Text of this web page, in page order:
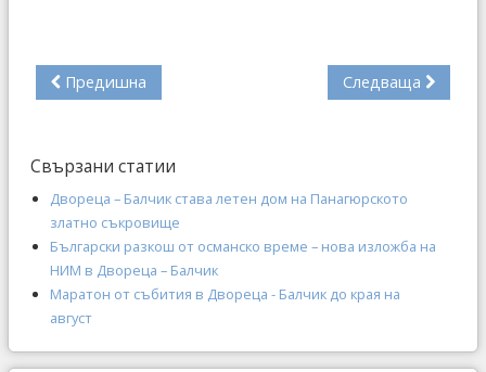
Предишна Следваща
Свързани статии
Двореца – Балчик става летен дом на Панагюрското
златно съкровище
Български разкош от османско време – нова изложба на
НИМ в Двореца – Балчик
Маратон от събития в Двореца - Балчик до края на
август